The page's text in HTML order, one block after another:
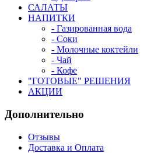
САЛАТЫ
НАПИТКИ
- Газированная вода
- Соки
- Молочные коктейли
- Чай
- Кофе
"ГОТОВЫЕ" РЕШЕНИЯ
АКЦИИ
Дополнительно
Отзывы
Доставка и Оплата